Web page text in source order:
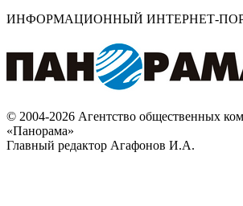
ИНФОРМАЦИОННЫЙ ИНТЕРНЕТ-
© 2004-2026 Агентство общественных
«Панорама»
Главный редактор Агафонов И.А.